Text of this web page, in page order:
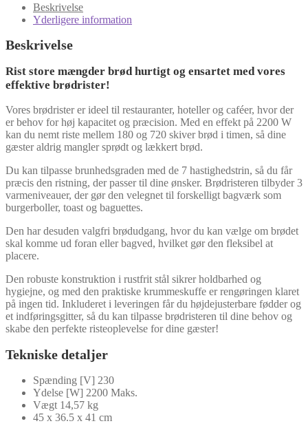
Beskrivelse
Yderligere information
Beskrivelse
Rist store mængder brød hurtigt og ensartet med vores
effektive brødrister!
Vores brødrister er ideel til restauranter, hoteller og caféer, hvor der
er behov for høj kapacitet og præcision. Med en effekt på 2200 W
kan du nemt riste mellem 180 og 720 skiver brød i timen, så dine
gæster aldrig mangler sprødt og lækkert brød.
Du kan tilpasse brunhedsgraden med de 7 hastighedstrin, så du får
præcis den ristning, der passer til dine ønsker. Brødristeren tilbyder 3
varmeniveauer, der gør den velegnet til forskelligt bagværk som
burgerboller, toast og baguettes.
Den har desuden valgfri brødudgang, hvor du kan vælge om brødet
skal komme ud foran eller bagved, hvilket gør den fleksibel at
placere.
Den robuste konstruktion i rustfrit stål sikrer holdbarhed og
hygiejne, og med den praktiske krummeskuffe er rengøringen klaret
på ingen tid. Inkluderet i leveringen får du højdejusterbare fødder og
et indføringsgitter, så du kan tilpasse brødristeren til dine behov og
skabe den perfekte risteoplevelse for dine gæster!
Tekniske detaljer
Spænding [V] 230
Ydelse [W] 2200 Maks.
Vægt 14,57 kg
45 x 36.5 x 41 cm